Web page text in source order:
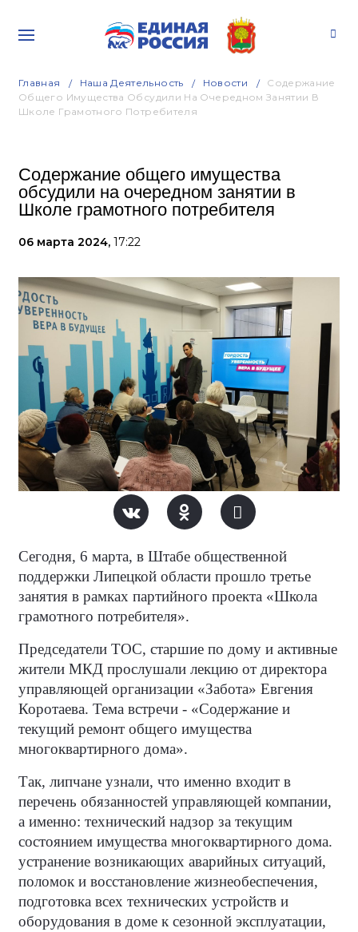
Главная Наша Деятельность Новости
Содержание
Общего Имущества Обсудили На Очередном Занятии В
Школе Грамотного Потребителя
Содержание общего имущества
обсудили на очередном занятии в
Школе грамотного потребителя
06 марта 2024, 17:22
Сегодня, 6 марта, в Штабе общественной
поддержки Липецкой области прошло третье
занятия в рамках партийного проекта «Школа
грамотного потребителя».
Председатели ТОС, старшие по дому и активные
жители МКД прослушали лекцию от директора
управляющей организации «Забота» Евгения
Коротаева. Тема встречи - «Содержание и
текущий ремонт общего имущества
многоквартирного дома».
Так, липчане узнали, что именно входит в
перечень обязанностей управляющей компании,
а именно: технический надзор за текущим
состоянием имущества многоквартирного дома.
устранение возникающих аварийных ситуаций,
поломок и восстановление жизнеобеспечения,
подготовка всех технических устройств и
оборудования в доме к сезонной эксплуатации,